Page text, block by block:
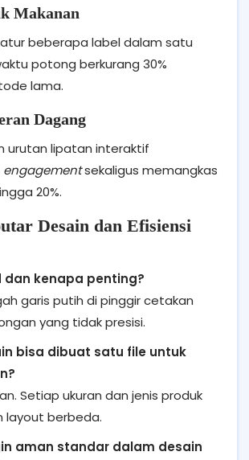
Makanan
beberapa label dalam satu
potong berkurang 30%
lama.
Dagang
urutan lipatan interaktif
engagementsekaligus memangkas
20%.
Desain dan Efisiensi
dan kenapa penting?
garis putih di pinggir cetakan
yang tidak presisi.
bisa dibuat satu file untuk
Setiap ukuran dan jenis produk
layout berbeda.
aman standar dalam desain